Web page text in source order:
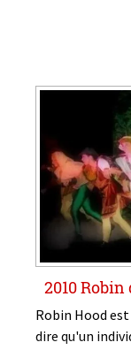
2010 Robin
Robin Hood
dire qu'un